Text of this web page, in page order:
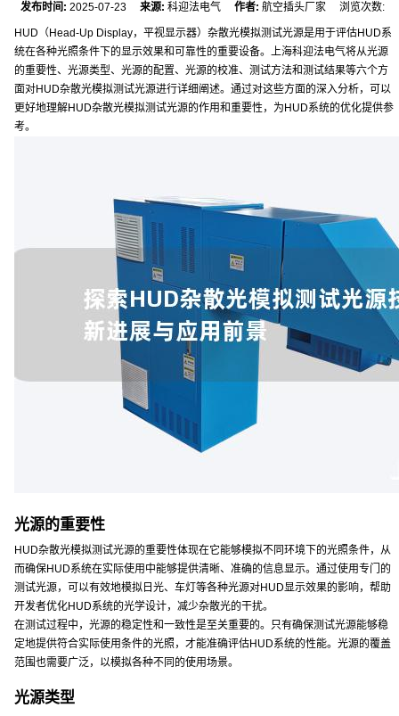
发布时间: 2025-07-23来源: 科迎法电气作者: 航空插头厂家 浏览次数:
HUD（Head-Up Display，平视显示器）杂散光模拟测试光源是用于评估HUD系
统在各种光照条件下的显示效果和可靠性的重要设备。上海科迎法电气将从光源
的重要性、光源类型、光源的配置、光源的校准、测试方法和测试结果等六个方
面对HUD杂散光模拟测试光源进行详细阐述。通过对这些方面的深入分析，可以
更好地理解HUD杂散光模拟测试光源的作用和重要性，为HUD系统的优化提供参
考。
光源的重要性
HUD杂散光模拟测试光源的重要性体现在它能够模拟不同环境下的光照条件，从
而确保HUD系统在实际使用中能够提供清晰、准确的信息显示。通过使用专门的
测试光源，可以有效地模拟日光、车灯等各种光源对HUD显示效果的影响，帮助
开发者优化HUD系统的光学设计，减少杂散光的干扰。
在测试过程中，光源的稳定性和一致性是至关重要的。只有确保测试光源能够稳
定地提供符合实际使用条件的光照，才能准确评估HUD系统的性能。光源的覆盖
范围也需要广泛，以模拟各种不同的使用场景。
光源类型